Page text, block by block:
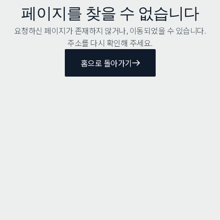
페이지를 찾을 수 없습니다
요청하신 페이지가 존재하지 않거나, 이동되었을 수 있습니다.
주소를 다시 확인해 주세요.
홈으로 돌아가기